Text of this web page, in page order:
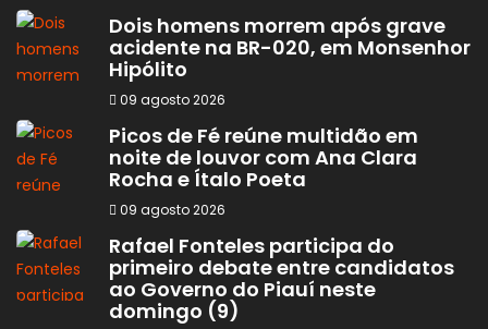
Dois homens morrem após grave
acidente na BR-020, em Monsenhor
Hipólito
09 agosto 2026
Picos de Fé reúne multidão em
noite de louvor com Ana Clara
Rocha e Ítalo Poeta
09 agosto 2026
Rafael Fonteles participa do
primeiro debate entre candidatos
ao Governo do Piauí neste
domingo (9)